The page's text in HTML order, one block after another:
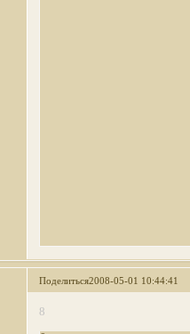
Поделиться2008-05-01 10:44:41
8